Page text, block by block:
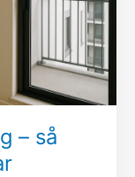
– så